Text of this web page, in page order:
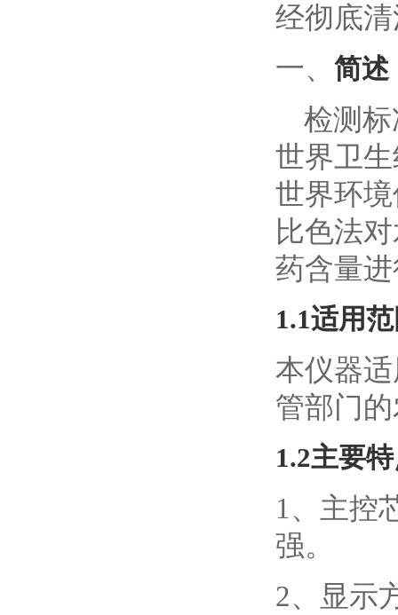
经彻底
一、 简述
检测标
世界卫
世界环
比色法
药含量
1.1适用
本仪器
管部门
1.2主要
1、主控
强。
2、显示